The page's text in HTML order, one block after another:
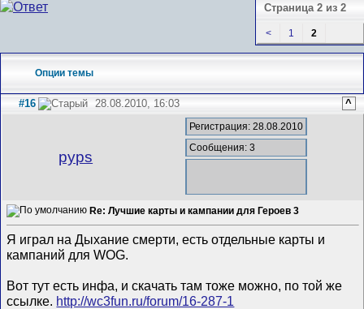
Страница 2 из 2
< 1 2
Опции темы
#16 28.08.2010, 16:03 ^
pyps
Регистрация: 28.08.2010
Сообщения: 3
Re: Лучшие карты и кампании для Героев 3
Я играл на Дыхание смерти, есть отдельные карты и
кампаний для WOG.
Вот тут есть инфа, и скачать там тоже можно, по той же
ссылке. http://wc3fun.ru/forum/16-287-1